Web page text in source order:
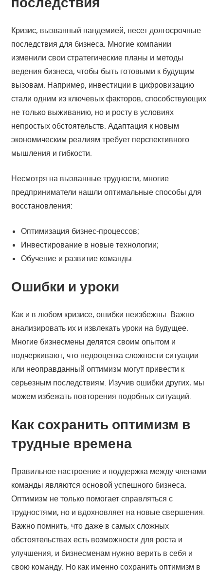
Кризис, вызванный пандемией, несет долгосрочные
последствия для бизнеса. Многие компании
изменили свои стратегические планы и методы
ведения бизнеса, чтобы быть готовыми к будущим
вызовам. Например, инвестиции в цифровизацию
стали одним из ключевых факторов, способствующих
не только выживанию, но и росту в условиях
непростых обстоятельств. Адаптация к новым
экономическим реалиям требует перспективного
мышления и гибкости.
Несмотря на вызванные трудности, многие
предприниматели нашли оптимальные способы для
восстановления:
Оптимизация бизнес-процессов;
Инвестирование в новые технологии;
Обучение и развитие команды.
Ошибки и уроки
Как и в любом кризисе, ошибки неизбежны. Важно
анализировать их и извлекать уроки на будущее.
Многие бизнесмены делятся своим опытом и
подчеркивают, что недооценка сложности ситуации
или неоправданный оптимизм могут привести к
серьезным последствиям. Изучив ошибки других, мы
можем избежать повторения подобных ситуаций.
Как сохранить оптимизм в
трудные времена
Правильное настроение и поддержка между членами
команды являются основой успешного бизнеса.
Оптимизм не только помогает справляться с
трудностями, но и вдохновляет на новые свершения.
Важно помнить, что даже в самых сложных
обстоятельствах есть возможности для роста и
улучшения, и бизнесменам нужно верить в себя и
свою команду. Но как именно сохранить оптимизм в